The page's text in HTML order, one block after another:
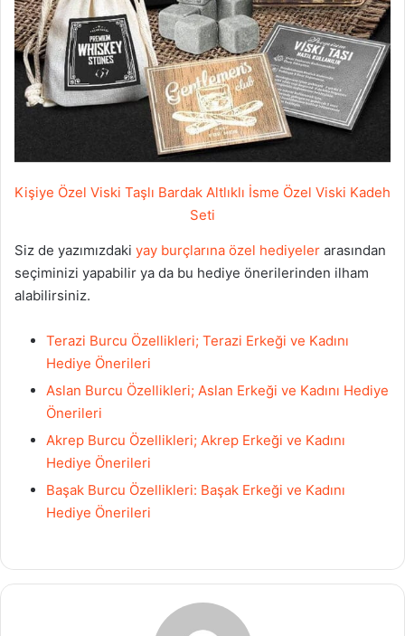
Kişiye Özel Viski Taşlı Bardak Altlıklı İsme Özel Viski Kadeh
Seti
Siz de yazımızdaki yay burçlarına özel hediyeler arasından
seçiminizi yapabilir ya da bu hediye önerilerinden ilham
alabilirsiniz.
Terazi Burcu Özellikleri; Terazi Erkeği ve Kadını
Hediye Önerileri
Aslan Burcu Özellikleri; Aslan Erkeği ve Kadını Hediye
Önerileri
Akrep Burcu Özellikleri; Akrep Erkeği ve Kadını
Hediye Önerileri
Başak Burcu Özellikleri: Başak Erkeği ve Kadını
Hediye Önerileri